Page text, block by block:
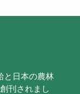
と日本の農林
刊されまし